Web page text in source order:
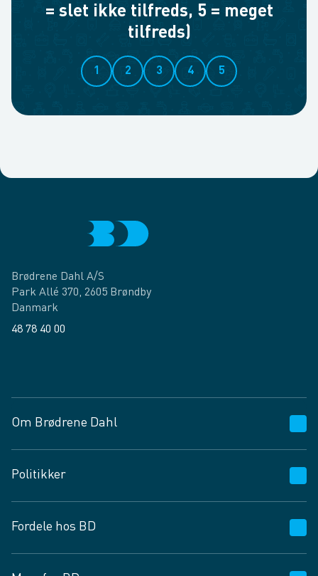
= slet ikke tilfreds, 5 = meget
tilfreds)
1 2 3 4 5
Brødrene Dahl A/S
Park Allé 370, 2605 Brøndby
Danmark
48 78 40 00
Om Brødrene Dahl
Vagttelefon 30 10 89 89
Spørgsmål og svar
Job og karriere
Fødevarekontrolrapport
Politikker
Privatlivspolitik
Cookies
Fordele hos BD